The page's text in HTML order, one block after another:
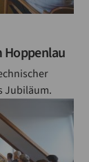
Hoppenlau
Jubiläum.